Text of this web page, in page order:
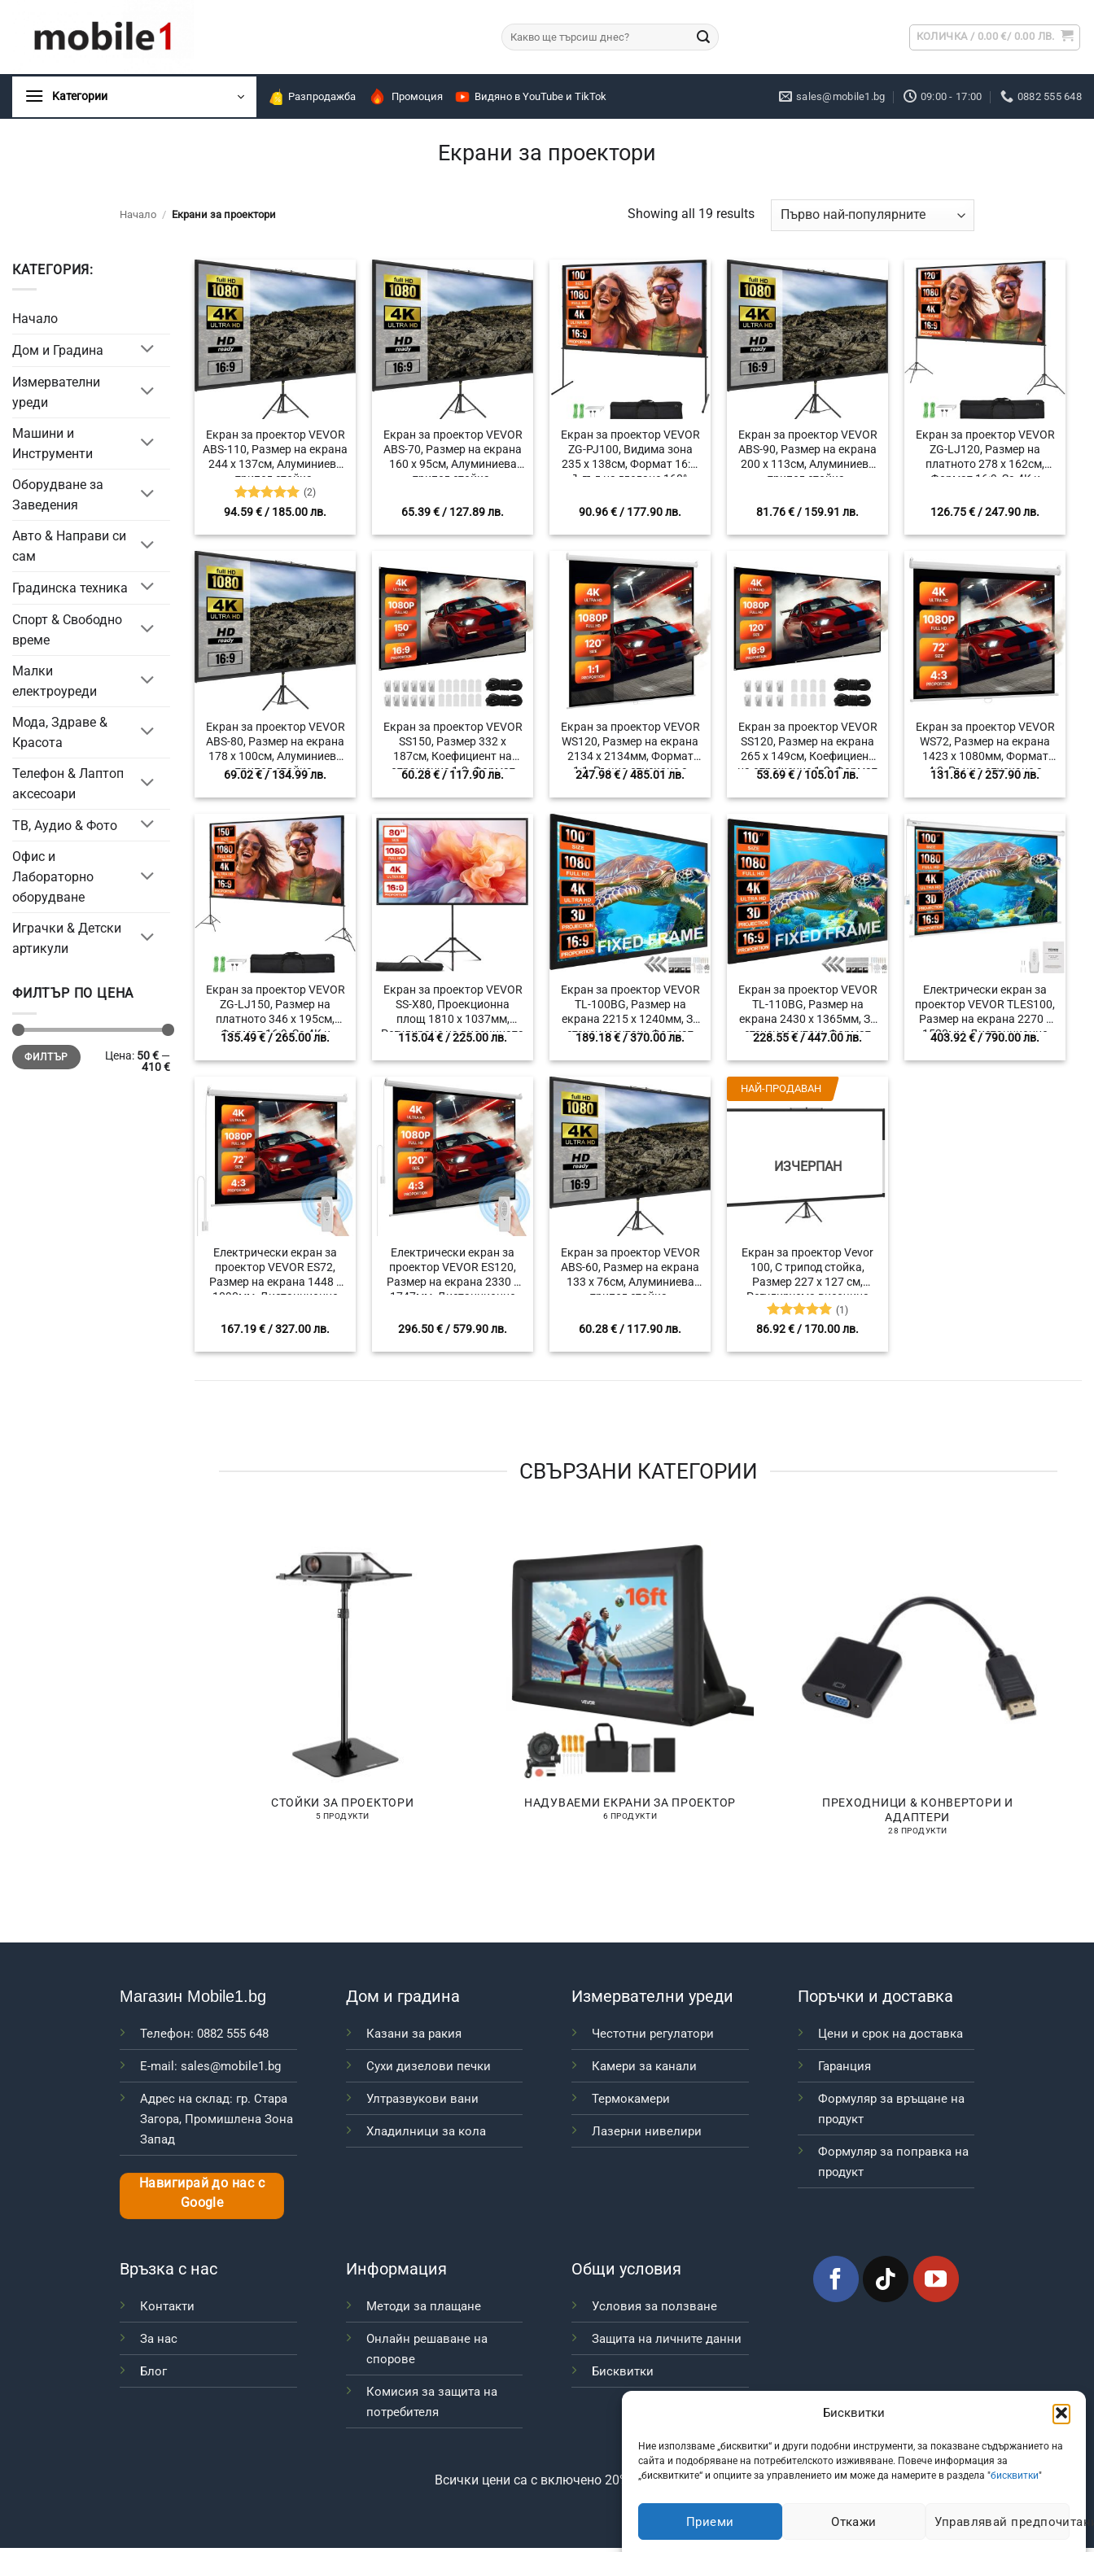
Бисквитки
Ние използваме „бисквитки“ и други подобни инструменти, за показване съдържанието на
сайта и подобряване на потребителското изживяване. Повече информация за
„бисквитките“ и опциите за управлението им може да намерите в раздела "бисквитки"
Приеми Откажи Управлявай
content
Търсене
за:
КОЛИЧКА / 0.00€/ 0.00 ЛВ.
Kатегории Разпродажба Промоция Видяно в YouTube и TikTok sales@mobile1.bg 09:00 - 17:00 0882 555 648
Екрани за проектори
Начало / Екрани за проектори Showing all 19 resultsSorted
КАТЕГОРИЯ:
Начало
Дом и Градина
Измервателни
уреди
Машини и
Инструменти
Оборудване за
Заведения
Авто & Направи си
сам
Градинска техника
Спорт & Свободно
време
Малки
електроуреди
Мода, Здраве &
Красота
Телефон & Лаптоп
аксесоари
ТВ, Аудио & Фото
Офис и
Лабораторно
оборудване
Играчки & Детски
артикули
ФИЛТЪР ПО ЦЕНА
Минимална
цена
Максимална
ценаФИЛТЪР Цена: 50 € —
410 €
Екран за проектор VEVOR
ABS-110, Размер на екрана
244 x 137см, Алуминиева
трипод стойка,
Регулируема височина
200-250 см
Оценено с
(2)
94.59€/ 185.00 лв.
Екран за проектор VEVOR
ABS-70, Размер на екрана
160 x 95см, Алуминиева
трипод стойка,
200-250 см
65.39€/ 127.89 лв.
Екран за проектор VEVOR
ZG-PJ100, Видима зона
235 x 138см, Формат 16:9,
Ъгъл на гледане 160°
90.96€/ 177.90 лв.
Екран за проектор VEVOR
ABS-90, Размер на екрана
200 x 113см, Алуминиева
трипод стойка,
200-250 см
81.76€/ 159.91 лв.
Екран за проектор VEVOR
ZG-LJ120, Размер на
платното 278 x 162см,
Формат 16:9, За 4K и
126.75€/ 247.90 лв.
Екран за проектор VEVOR
ABS-80, Размер на екрана
178 x 100см, Алуминиева
трипод стойка,
200-250 см
69.02€/ 134.99 лв.
Екран за проектор VEVOR
SS150, Размер 332 x
187см, Коефициент на
отражение 1.2, Формат
60.28€/ 117.90 лв.
Екран за проектор VEVOR
WS120, Размер на екрана
2134 x 2134мм, Формат
1:1, Ръчно спускане с
247.98€/ 485.01 лв.
Екран за проектор VEVOR
SS120, Размер на екрана
265 x 149см, Коефициент
на отражение 1.2, Формат
53.69€/ 105.01 лв.
Екран за проектор VEVOR
WS72, Размер на екрана
1423 x 1080мм, Формат
4:3, Ръчно спускане с
131.86€/ 257.90 лв.
Екран за проектор VEVOR
ZG-LJ150, Размер на
платното 346 x 195см,
Формат 16:9, За 4K и
135.49€/ 265.00 лв.
Екран за проектор VEVOR
SS-X80, Проекционна
площ 1810 x 1037мм,
Регулиране на височината
115.04€/ 225.00 лв.
Екран за проектор VEVOR
TL-100BG, Размер на
екрана 2215 x 1240мм, За
стенен монтаж, Формат
189.18€/ 370.00 лв.
Екран за проектор VEVOR
TL-110BG, Размер на
екрана 2430 x 1365мм, За
стенен монтаж, Формат
228.55€/ 447.00 лв.
Eлектрически екран за
проектор VEVOR TLES100,
Размер на екрана 2270 x
1520мм, Дистанционно
403.92€/ 790.00 лв.
Eлектрически екран за
проектор VEVOR ES72,
Размер на екрана 1448 x
1090мм, Дистанционно
167.19€/ 327.00 лв.
Eлектрически екран за
проектор VEVOR ES120,
Размер на екрана 2330 x
1747мм, Дистанционно
296.50€/ 579.90 лв.
Екран за проектор VEVOR
ABS-60, Размер на екрана
133 x 76см, Алуминиева
трипод стойка,
200-250 см
60.28€/ 117.90 лв.
ИЗЧЕРПАН
Екран за проектор Vevor
100, С трипод стойка,
Размер 227 х 127 см,
Регулируема височина
200-250 см
Оценено с
(1)
86.92€/ 170.00 лв.
НАЙ-ПРОДАВАН
СВЪРЗАНИ КАТЕГОРИИ
СТОЙКИ ЗА ПРОЕКТОРИ
5 ПРОДУКТИ
НАДУВАЕМИ ЕКРАНИ ЗА ПРОЕКТОР
6 ПРОДУКТИ
ПРЕХОДНИЦИ & КОНВЕРТОРИ И
АДАПТЕРИ
28 ПРОДУКТИ
Магазин Mobile1.bg
Телефон: 0882 555 648
E-mail: sales@mobile1.bg
Адрес на склад: гр. Стара
Загора, Промишлена Зона
Запад
Навигирай до нас с
Google
Дом и градина
Казани за ракия
Сухи дизелови печки
Ултразвукови вани
Хладилници за кола
Измервателни уреди
Честотни регулатори
Камери за канали
Термокамери
Лазерни нивелири
Поръчки и доставка
Цени и срок на доставка
Гаранция
Формуляр за връщане на
продукт
Формуляр за поправка на
продукт
Връзка с нас
Контакти
За нас
Блог
Информация
Методи за плащане
Онлайн решаване на
спорове
Комисия за защита на
потребителя
Общи условия
Условия за ползване
Защита на личните данни
Бисквитки
Всички цени са с включено 20% ДДС